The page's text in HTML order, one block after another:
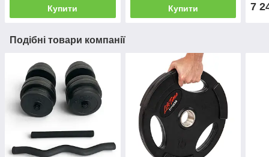
Купити Купити 7
Подібні товари компанії